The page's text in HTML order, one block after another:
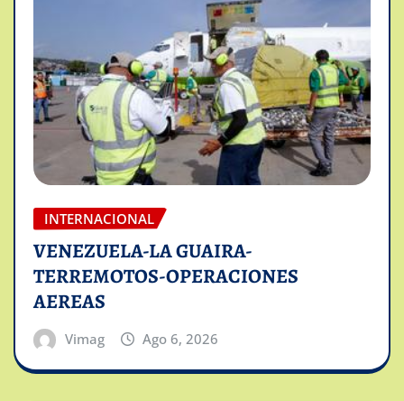
INTERNACIONAL
VENEZUELA-LA GUAIRA-
TERREMOTOS-OPERACIONES
AEREAS
Vimag Ago 6, 2026